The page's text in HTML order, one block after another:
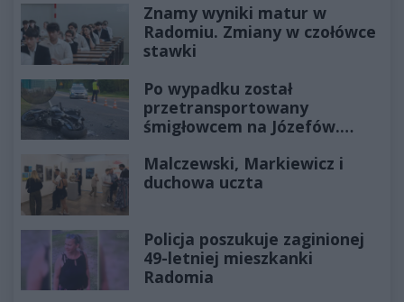
Znamy wyniki matur w
Radomiu. Zmiany w czołówce
stawki
Po wypadku został
przetransportowany
śmigłowcem na Józefów.
Malczewski, Markiewicz i
duchowa uczta
Policja poszukuje zaginionej
49-letniej mieszkanki
Radomia